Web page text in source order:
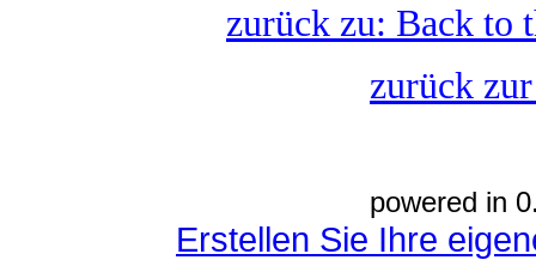
zurück zu: Back to
zurück
powered in
Erstellen Sie Ihre